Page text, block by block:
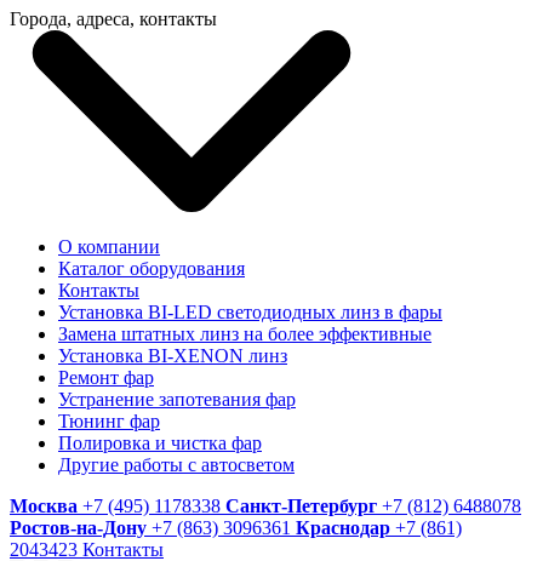
Города, адреса, контакты
О компании
Каталог оборудования
Контакты
Установка BI-LED светодиодных линз в фары
Замена штатных линз на более эффективные
Установка BI-XENON линз
Ремонт фар
Устранение запотевания фар
Тюнинг фар
Полировка и чистка фар
Другие работы с автосветом
Москва +7 (495) 1178338 Санкт-Петербург +7 (812) 6488078
Ростов-на-Дону +7 (863) 3096361 Краснодар +7 (861)
2043423 Контакты